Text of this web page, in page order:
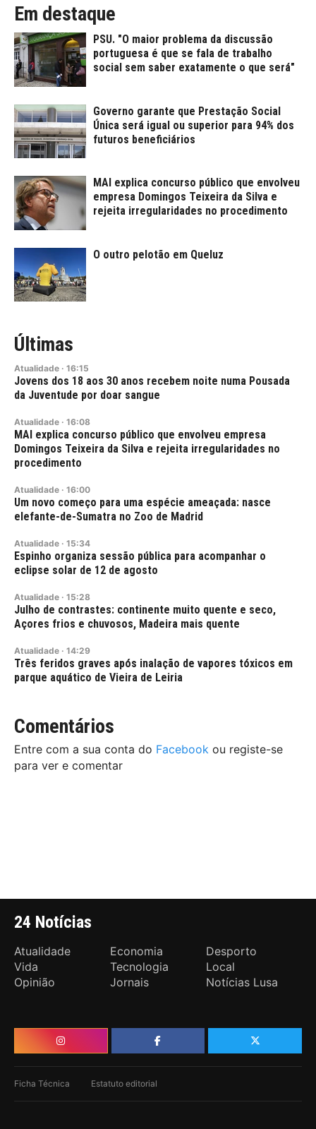
Em destaque
PSU. "O maior problema da discussão
portuguesa é que se fala de trabalho
social sem saber exatamente o que será"
Governo garante que Prestação Social
Única será igual ou superior para 94% dos
futuros beneficiários
MAI explica concurso público que envolveu
empresa Domingos Teixeira da Silva e
rejeita irregularidades no procedimento
O outro pelotão em Queluz
Últimas
Atualidade · 16:15
Jovens dos 18 aos 30 anos recebem noite numa Pousada
da Juventude por doar sangue
Atualidade · 16:08
MAI explica concurso público que envolveu empresa
Domingos Teixeira da Silva e rejeita irregularidades no
procedimento
Atualidade · 16:00
Um novo começo para uma espécie ameaçada: nasce
elefante-de-Sumatra no Zoo de Madrid
Atualidade · 15:34
Espinho organiza sessão pública para acompanhar o
eclipse solar de 12 de agosto
Atualidade · 15:28
Julho de contrastes: continente muito quente e seco,
Açores frios e chuvosos, Madeira mais quente
Atualidade · 14:29
Três feridos graves após inalação de vapores tóxicos em
parque aquático de Vieira de Leiria
Comentários
Entre com a sua conta do Facebook ou registe-se
para ver e comentar
24 Notícias
Atualidade Economia
Desporto
Vida
Tecnologia
Local
Opinião
Jornais Notícias Lusa
Ficha Técnica Estatuto editorial